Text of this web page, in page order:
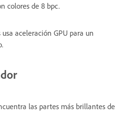
colores de 8 bpc.
aceleración GPU para un
las partes más brillantes de